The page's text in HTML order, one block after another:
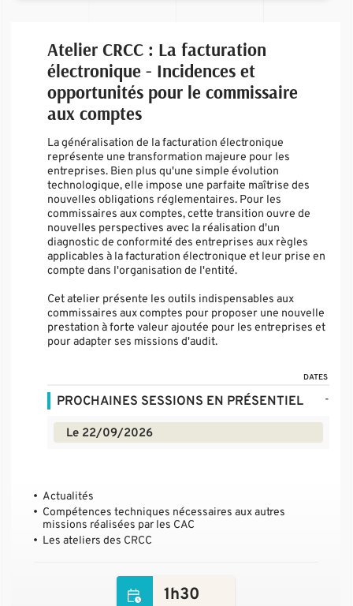
Atelier CRCC : La facturation
électronique - Incidences et
opportunités pour le commissaire
aux comptes
La généralisation de la facturation électronique
représente une transformation majeure pour les
entreprises. Bien plus qu'une simple évolution
technologique, elle impose une parfaite maîtrise des
nouvelles obligations réglementaires. Pour les
commissaires aux comptes, cette transition ouvre de
nouvelles perspectives avec la réalisation d'un
diagnostic de conformité des entreprises aux règles
applicables à la facturation électronique et leur prise en
compte dans l'organisation de l'entité.
Cet atelier présente les outils indispensables aux
commissaires aux comptes pour proposer une nouvelle
prestation à forte valeur ajoutée pour les entreprises et
pour adapter ses missions d'audit.
DATES
PROCHAINES SESSIONS EN PRÉSENTIEL -
Le 22/09/2026
Actualités
Compétences techniques nécessaires aux autres
missions réalisées par les CAC
Les ateliers des CRCC
1h30